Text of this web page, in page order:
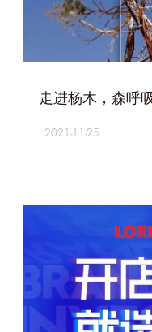
走进杨木，森呼
2021-11-25